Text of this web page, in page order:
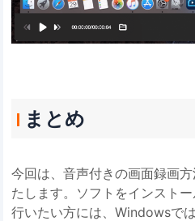
まとめ
今回は、音声付きの画面録画
たします。ソフトをインスト
行いたい方には、Windowsで